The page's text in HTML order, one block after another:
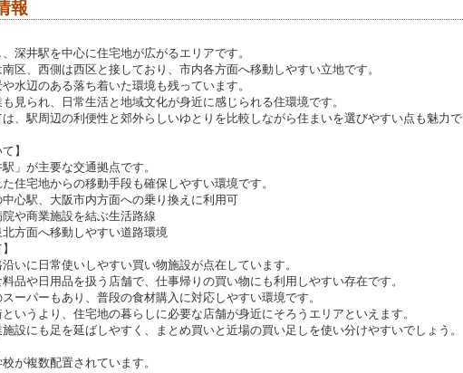
報
深井駅を中心に住宅地が広がるエリアです。
区、西側は西区と接しており、市内各方面へ移動しやすい立地です。
水辺のある落ち着いた環境も残っています。
見られ、日常生活と地域文化が身近に感じられる住環境です。
、駅周辺の利便性と郊外らしいゆとりを比較しながら住まいを選びやすい点も魅力で
】
」が主要な交通拠点です。
住宅地からの移動手段も確保しやすい環境です。
心駅、大阪市内方面への乗り換えに利用可
や商業施設を結ぶ生活路線
方面へ移動しやすい道路環境
いに日常使いしやすい買い物施設が点在しています。
品や日用品を扱う店舗で、仕事帰りの買い物にも利用しやすい存在です。
ーパーもあり、普段の食材購入に対応しやすい環境です。
いうより、住宅地の暮らしに必要な店舗が身近にそろうエリアといえます。
設にも足を延ばしやすく、まとめ買いと近場の買い足しを使い分けやすいでしょう。
が複数配置されています。